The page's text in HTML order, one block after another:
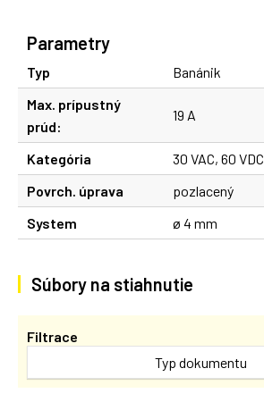
Parametry
Typ
Banánik
Max. prípustný
prúd:
19 A
Kategória
30 VAC, 60 VDC
Povrch. úprava
pozlacený
System
ø 4 mm
Súbory na stiahnutie
Filtrace
Typ dokumentu